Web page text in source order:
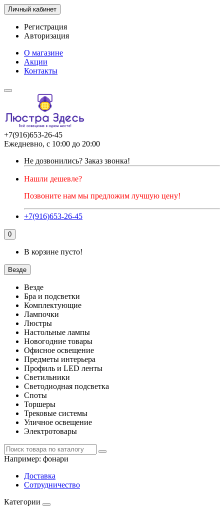
Личный кабинет
Регистрация
Авторизация
О магазине
Акции
Контакты
+7(916)653-26-45
Ежедневно, с 10:00 до 20:00
Не дозвонились? Заказ звонка!
Нашли дешевле?
Позвоните нам мы предложим лучшую цену!
+7(916)653-26-45
0
В корзине пусто!
Везде
Везде
Бра и подсветки
Комплектующие
Лампочки
Люстры
Настольные лампы
Новогодние товары
Офисное освещение
Предметы интерьера
Профиль и LED ленты
Светильники
Светодиодная подсветка
Споты
Торшеры
Трековые системы
Уличное освещение
Электротовары
Например: фонари
Доставка
Сотрудничество
Категории